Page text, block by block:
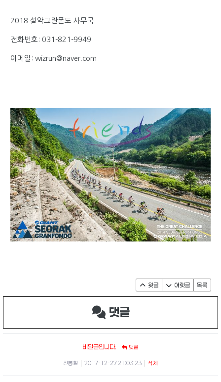
2018 설악그란폰도 사무국
전화번호: 031-821-9949
이메일: wizrun@naver.com
윗글 아랫글 목록
댓글
비밀글입니다. 댓글
전봉철 2017-12-27 21:03:23 삭제